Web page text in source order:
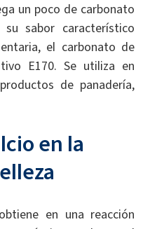
un poco de carbonato
sabor característico
el carbonato de
E170. Se utiliza en
de panadería,
en la
en una reacción